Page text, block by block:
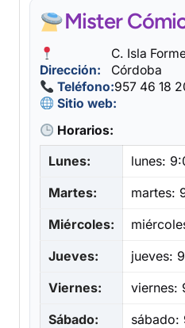
Mister
Dirección:
C. Isla
Córdoba
Teléfono:957 46 18
Sitio web:
Horarios:
Lunes:
lunes:
Martes:
martes:
Miércoles:
Jueves:
jueves:
Viernes:
viernes:
Sábado:
sábado: